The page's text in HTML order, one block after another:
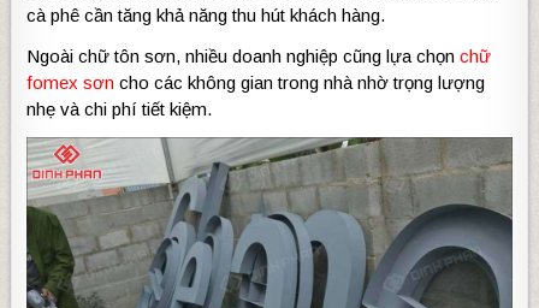
cà phê cần tăng khả năng thu hút khách hàng.
Ngoài chữ tôn sơn, nhiều doanh nghiệp cũng lựa chọnchữ
fomex sơn cho các không gian trong nhà nhờ trọng lượng
nhẹ và chi phí tiết kiệm.